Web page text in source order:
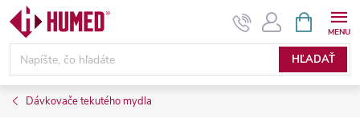
Prejsť
obsah
HĽADAŤ
KOŠÍK
Dávkovače tekutého mydla